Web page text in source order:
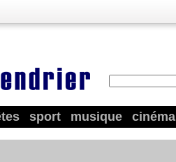
sport musique cinéma